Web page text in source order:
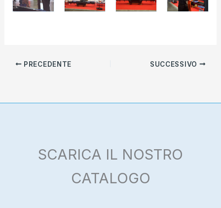
PRECEDENTE SUCCESSIVO
SCARICA IL NOSTRO
CATALOGO